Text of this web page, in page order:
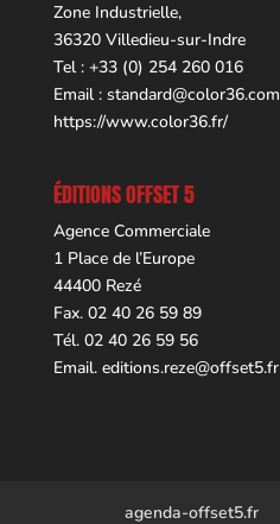
Zone Industrielle,
36320 Villedieu-sur-Indre
Tel : +33 (0) 254 260 016
Email : standard@color36.com
https://www.color36.fr/
ÉDITIONS OFFSET 5
Agence Commerciale
1 Place de l’Europe
44400 Rezé
Fax. 02 40 26 59 89
Tél. 02 40 26 59 56
Email. editions.reze@offset5.fr
agenda-offset5.fr